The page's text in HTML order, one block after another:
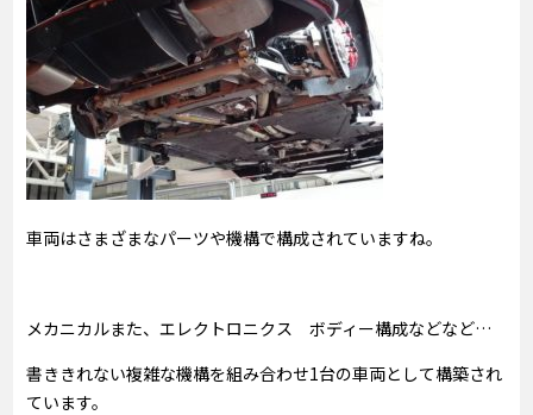
車両はさまざまなパーツや機構で構成されていますね。
メカニカルまた、エレクトロニクス ボディー構成などなど…
書ききれない複雑な機構を組み合わせ1台の車両として構築され
ています。